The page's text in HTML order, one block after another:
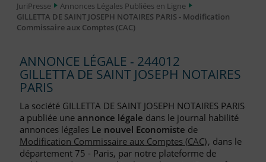
Annonces Légales Publiées
Journaux Habilités (JAL) Annonces Légales
Départements pour la Publication d'Annonces Légales
Liste des Greffes
Liste des CCI
Le Blog pour les Entreprises
JuriPresse
Annonces Légales Publiées en Ligne
GILLETTA DE SAINT JOSEPH NOTAIRES PARIS - Modification
Commissaire aux Comptes (CAC)
ANNONCE LÉGALE - 244012
GILLETTA DE SAINT JOSEPH NOTAIRES
PARIS
La société GILLETTA DE SAINT JOSEPH NOTAIRES PARIS
a publiée une annonce légale dans le journal habilité
annonces légales Le nouvel Economiste de
Modification Commissaire aux Comptes (CAC), dans le
département 75 - Paris, par notre plateforme de